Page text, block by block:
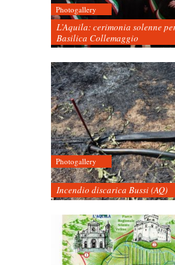
Photogallery
L’Aquila: cerimonia solenne
Basilica Collemaggio
Photogallery
Incendio discarica Bussi (AQ)